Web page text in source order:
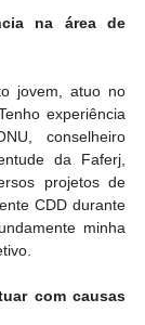
na área de
jovem, atuo no
experiência
conselheiro
da Faferj,
projetos de
CDD durante
minha
com causas